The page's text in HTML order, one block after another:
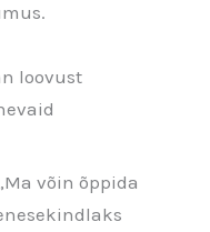
loovust
võin õppida